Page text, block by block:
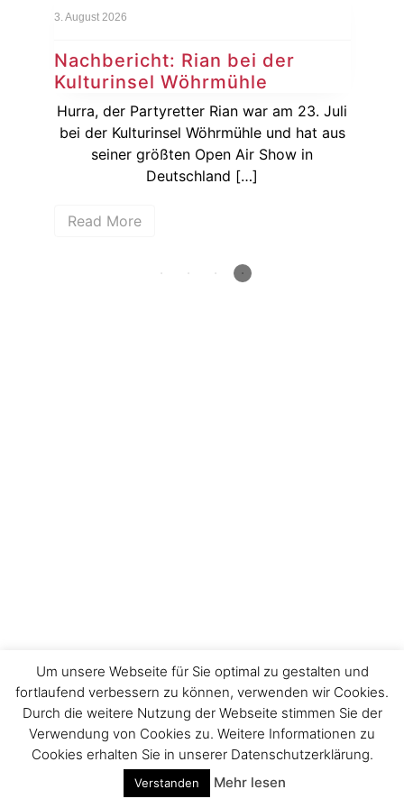
3. August 2026
Nachbericht: Rian bei der
Kulturinsel Wöhrmühle
Hurra, der Partyretter Rian war am 23. Juli
bei der Kulturinsel Wöhrmühle und hat aus
seiner größten Open Air Show in
Deutschland […]
Read More
Um unsere Webseite für Sie optimal zu gestalten und
fortlaufend verbessern zu können, verwenden wir Cookies.
Durch die weitere Nutzung der Webseite stimmen Sie der
Verwendung von Cookies zu. Weitere Informationen zu
Cookies erhalten Sie in unserer Datenschutzerklärung.
Verstanden Mehr lesen